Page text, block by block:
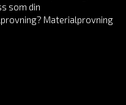
som din
Materialprovning